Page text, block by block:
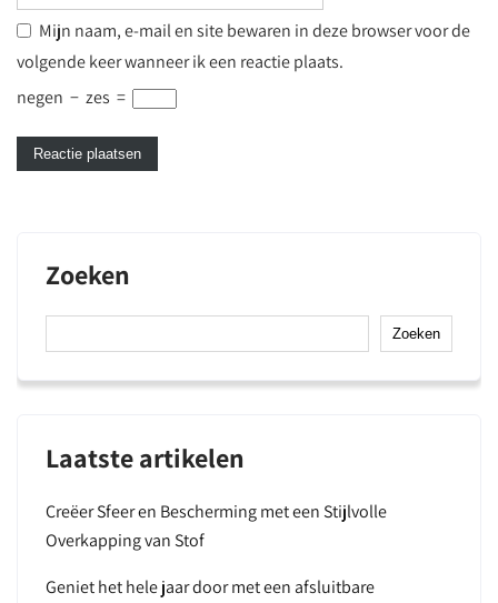
Mijn naam, e-mail en site bewaren in deze browser voor de
volgende keer wanneer ik een reactie plaats.
negen − zes =
Zoeken
Zoeken
Laatste artikelen
Creëer Sfeer en Bescherming met een Stijlvolle
Overkapping van Stof
Geniet het hele jaar door met een afsluitbare